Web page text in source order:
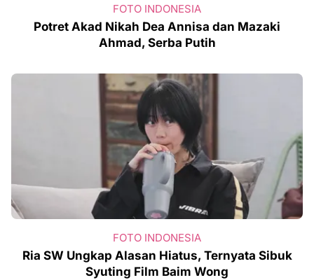
FOTO INDONESIA
Potret Akad Nikah Dea Annisa dan Mazaki
Ahmad, Serba Putih
FOTO INDONESIA
Ria SW Ungkap Alasan Hiatus, Ternyata Sibuk
Syuting Film Baim Wong